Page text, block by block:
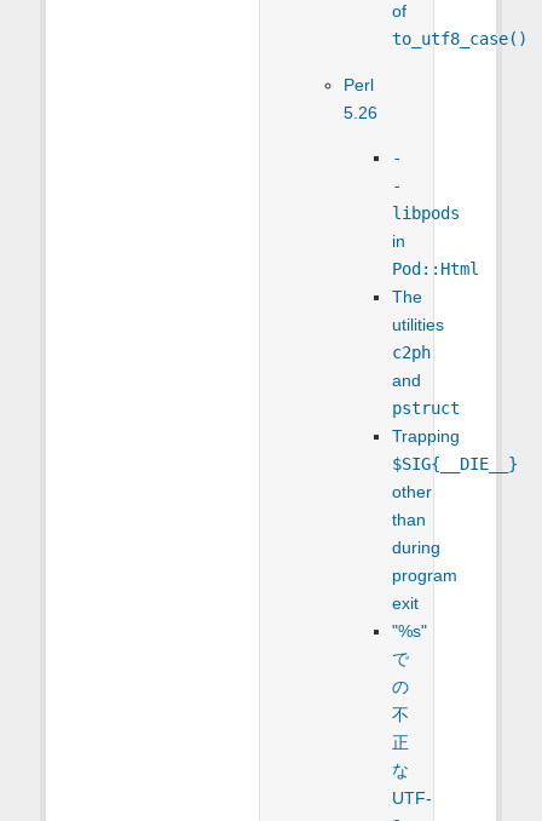
of
to_utf8_case()
Perl
5.26
-
-
libpods
in
Pod::Html
The
utilities
c2ph
and
pstruct
Trapping
$SIG{__DIE__}
other
than
during
program
exit
"%s"
で
の
不
正
な
UTF-